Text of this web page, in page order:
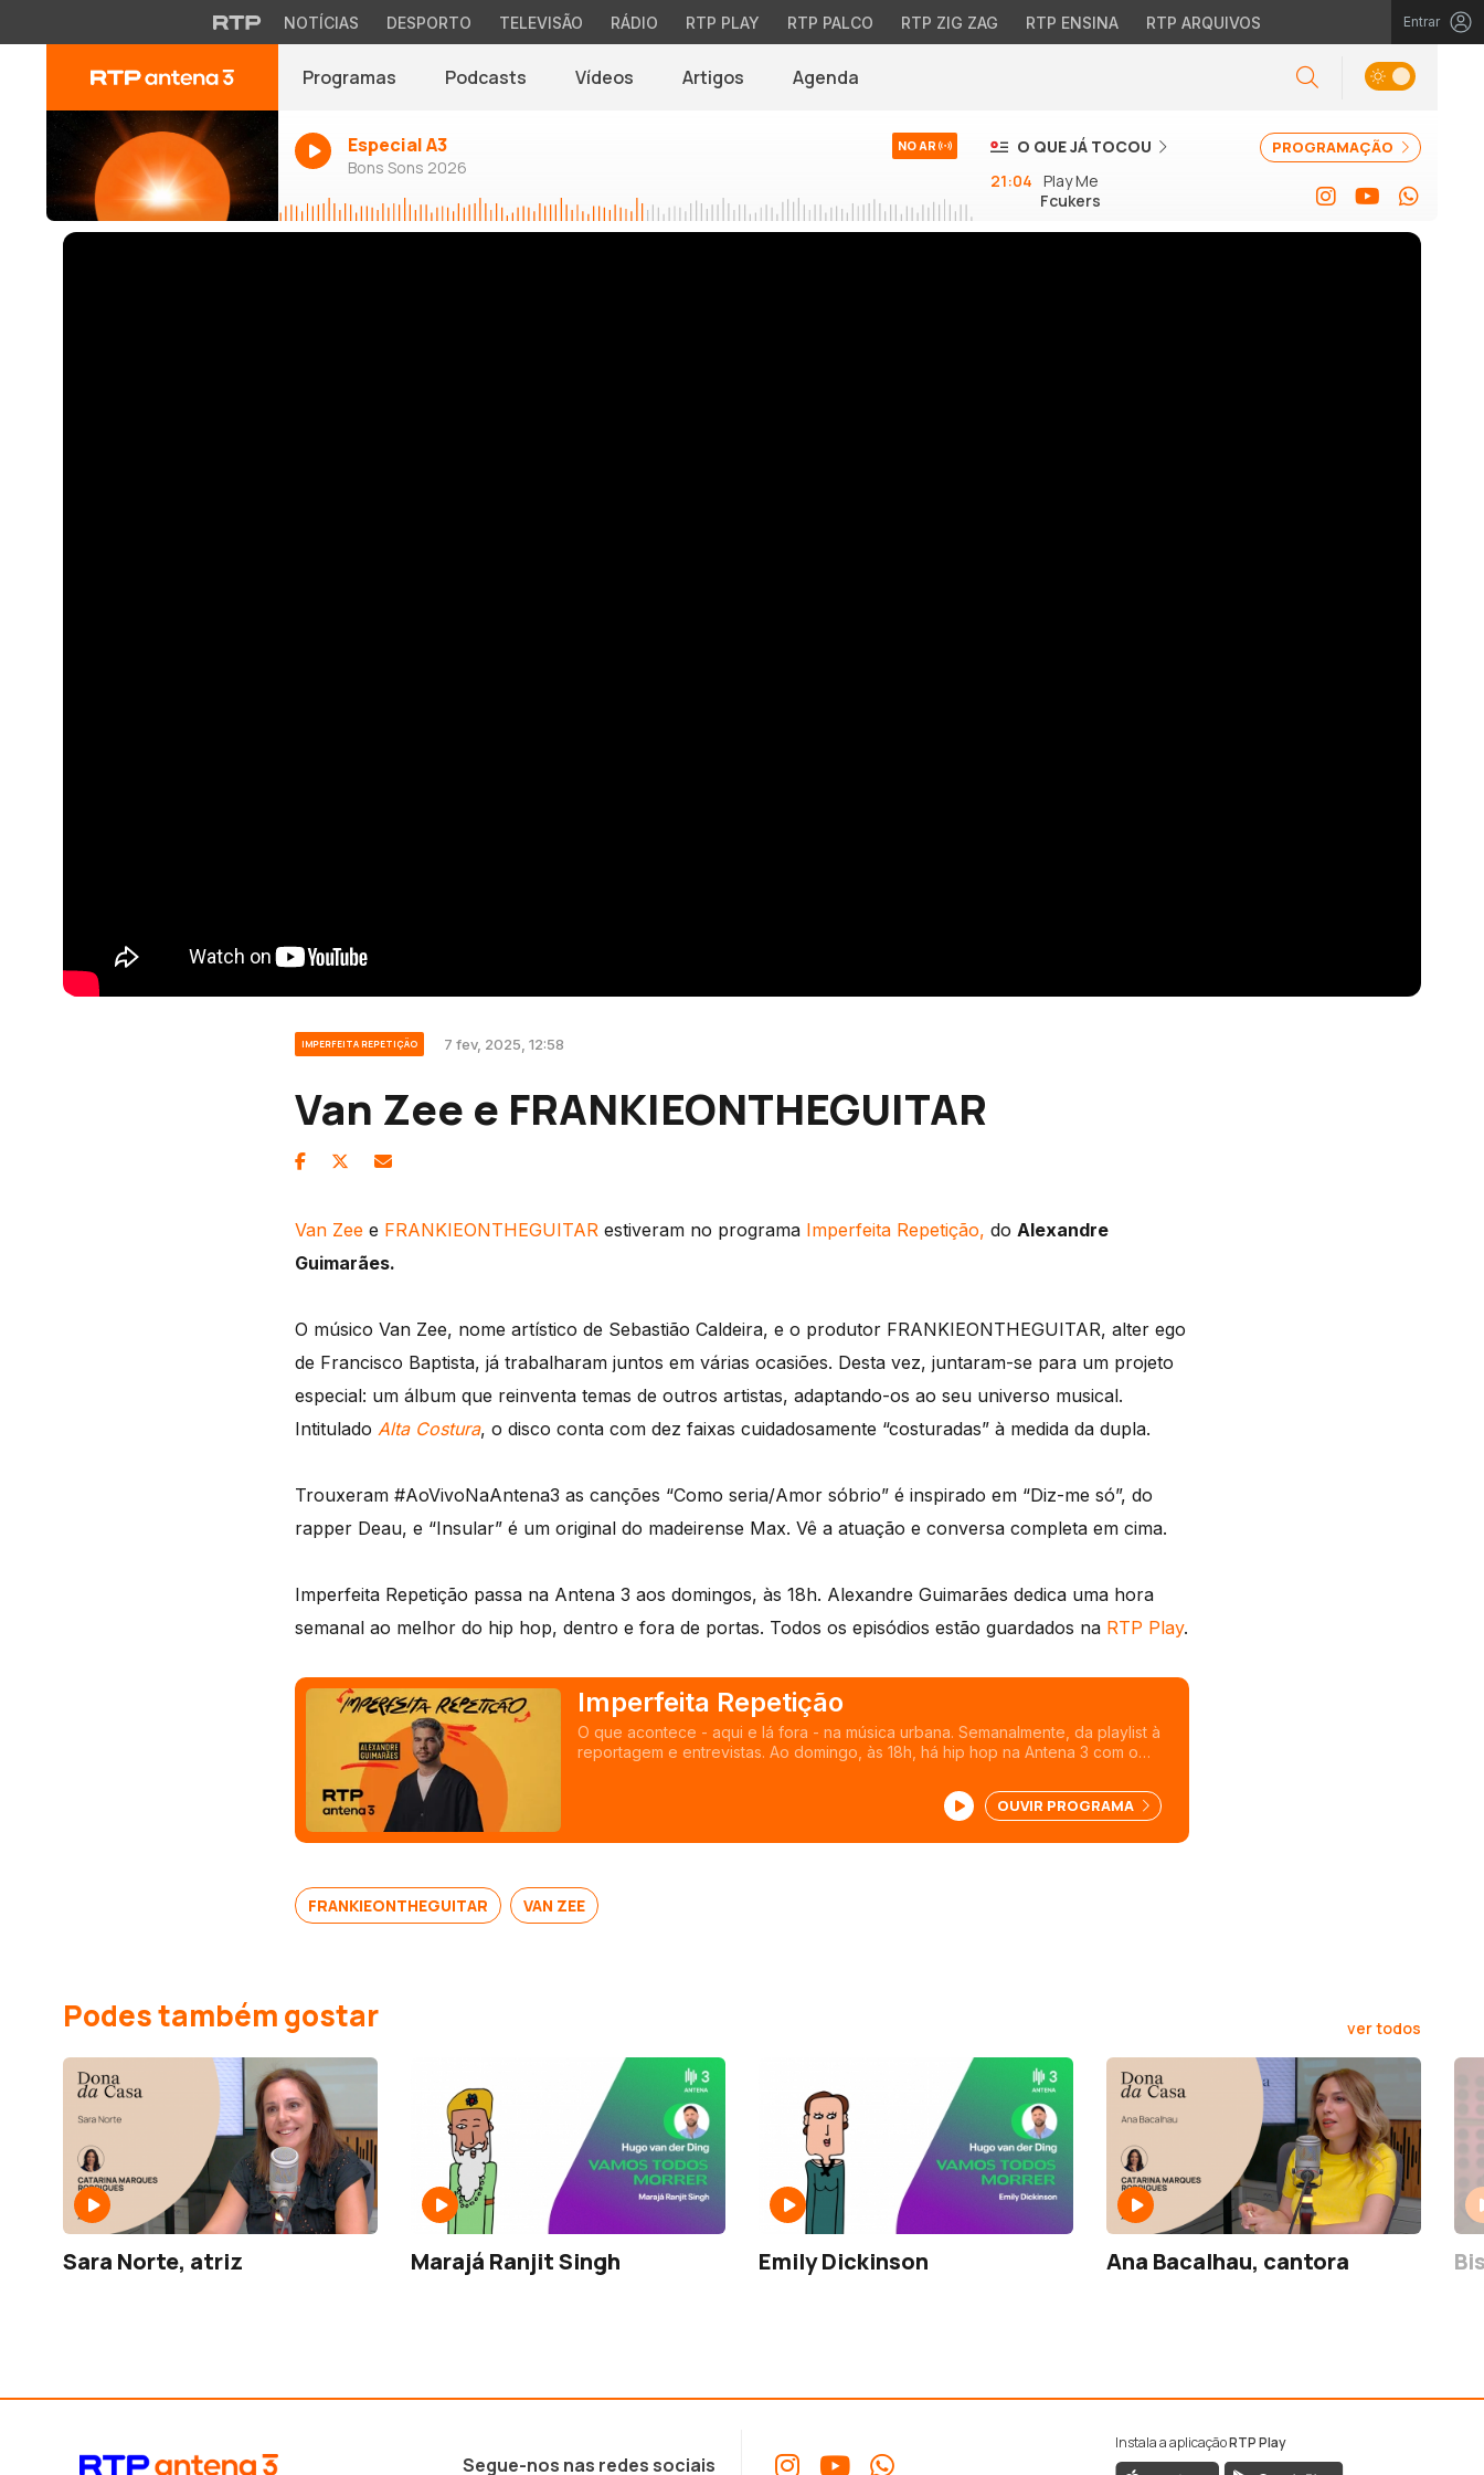
NOTÍCIAS DESPORTO TELEVISÃO RÁDIO RTP PLAY RTP PALCO RTP ZIG ZAG RTP ENSINA RTP ARQUIVOS Entrar
Programas Podcasts Vídeos Artigos Agenda
Especial A3
Bons Sons 2026
NO AR PROGRAMAÇÃO
O QUE JÁ TOCOU
21:04 Play Me
Fcukers
IMPERFEITA REPETIÇÃO 7 fev, 2025, 12:58
Van Zee e FRANKIEONTHEGUITAR
Van Zee e FRANKIEONTHEGUITAR estiveram no programa Imperfeita Repetição, do Alexandre
Guimarães.
O músico Van Zee, nome artístico de Sebastião Caldeira, e o produtor FRANKIEONTHEGUITAR, alter ego
de Francisco Baptista, já trabalharam juntos em várias ocasiões. Desta vez, juntaram-se para um projeto
especial: um álbum que reinventa temas de outros artistas, adaptando-os ao seu universo musical.
Intitulado Alta Costura, o disco conta com dez faixas cuidadosamente “costuradas” à medida da dupla.
Trouxeram #AoVivoNaAntena3 as canções “Como seria/Amor sóbrio” é inspirado em “Diz-me só”, do
rapper Deau, e “Insular” é um original do madeirense Max. Vê a atuação e conversa completa em cima.
Imperfeita Repetição passa na Antena 3 aos domingos, às 18h. Alexandre Guimarães dedica uma hora
semanal ao melhor do hip hop, dentro e fora de portas. Todos os episódios estão guardados na RTP Play.
Imperfeita Repetição
O que acontece - aqui e lá fora - na música urbana. Semanalmente, da playlist à
reportagem e entrevistas. Ao domingo, às 18h, há hip hop na Antena 3 com o
OUVIR PROGRAMA
FRANKIEONTHEGUITAR VAN ZEE
Podes também gostar ver todos
Sara Norte, atriz Marajá Ranjit Singh Emily Dickinson Ana Bacalhau, cantora
Segue-nos nas redes sociais
Instala a aplicaçãoRTP Play